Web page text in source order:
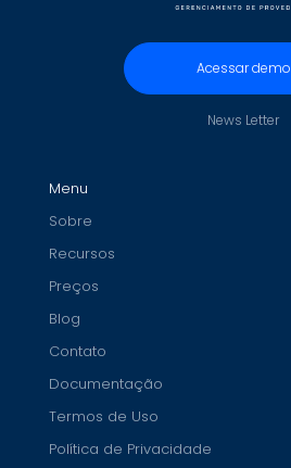
Acessar demo
News Letter
Menu
Sobre
Recursos
Preços
Blog
Contato
Documentação
Termos de Uso
Política de Privacidade